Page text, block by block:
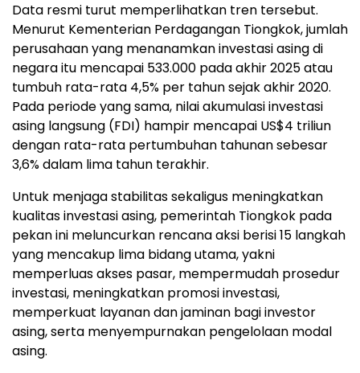
Data resmi turut memperlihatkan tren tersebut.
Menurut Kementerian Perdagangan Tiongkok, jumlah
perusahaan yang menanamkan investasi asing di
negara itu mencapai 533.000 pada akhir 2025 atau
tumbuh rata-rata 4,5% per tahun sejak akhir 2020.
Pada periode yang sama, nilai akumulasi investasi
asing langsung (FDI) hampir mencapai US$4 triliun
dengan rata-rata pertumbuhan tahunan sebesar
3,6% dalam lima tahun terakhir.
Untuk menjaga stabilitas sekaligus meningkatkan
kualitas investasi asing, pemerintah Tiongkok pada
pekan ini meluncurkan rencana aksi berisi 15 langkah
yang mencakup lima bidang utama, yakni
memperluas akses pasar, mempermudah prosedur
investasi, meningkatkan promosi investasi,
memperkuat layanan dan jaminan bagi investor
asing, serta menyempurnakan pengelolaan modal
asing.